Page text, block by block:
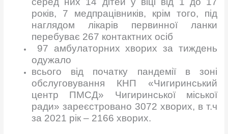
років, 7 медпрацівників, крім того, під
наглядом лікарів первинної ланки
перебуває 267 контактних осіб
97 амбулаторних хворих за тиждень
одужало
всього від початку пандемії в зоні
обслуговування КНП «Чигиринський
центр ПМСД» Чигиринської міської
ради» зареєстровано 3072 хворих, в т.ч
за 2021 рік – 2166 хворих.